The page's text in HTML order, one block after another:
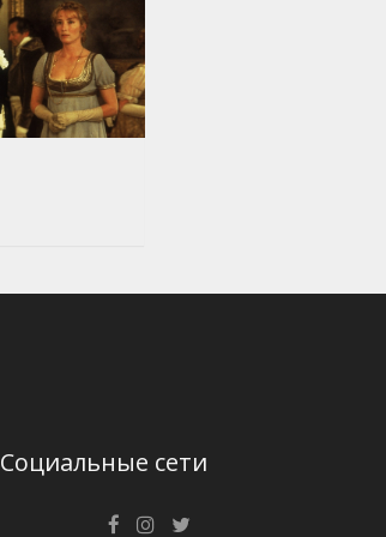
Социальные сети